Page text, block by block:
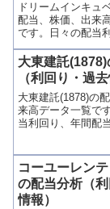
ドリームインキュ
配当、株価、出来
です。日々の配当
配当比較、株価や
連、高額配当目的
ンスなど、表とグ
やすく掲載、配当
ングも参考に！
大東建託
（利回り・過去
大東建託(1878)の
来高データ一覧で
当利回り、年間配
グラフでわかりや
当利回りランキン
コーユーレン
の配当分析（
情報）